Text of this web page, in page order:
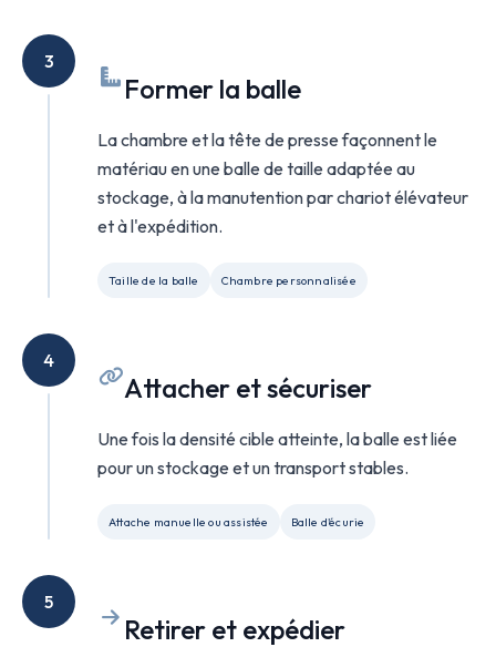
3
Former la balle
La chambre et la tête de presse façonnent le
matériau en une balle de taille adaptée au
stockage, à la manutention par chariot élévateur
et à l'expédition.
Taille de la balle Chambre personnalisée
4
Attacher et sécuriser
Une fois la densité cible atteinte, la balle est liée
pour un stockage et un transport stables.
Attache manuelle ou assistée Balle d'écurie
5
Retirer et expédier